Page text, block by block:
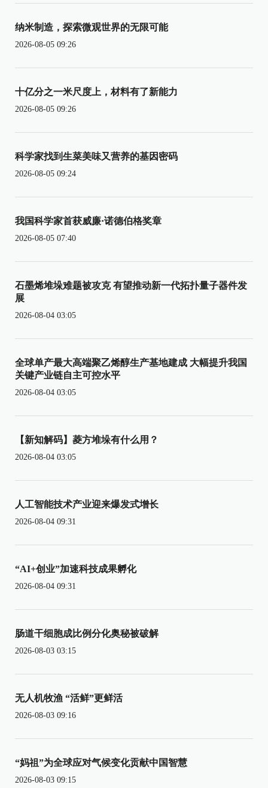
纳米制造，探索微观世界的无限可能
2026-08-05 09:26
十亿分之一米尺度上，材料有了新能力
2026-08-05 09:26
科学家找到生菜美味又营养的基因密码
2026-08-05 09:24
我国科学家首获威廉·诺德伯格奖章
2026-08-05 07:40
石墨烯堆垛难题被攻克 有望推动新一代拓扑量子器件发
展
2026-08-04 03:05
全球单产最大高端聚乙烯醇生产基地建成 大幅提升我国
关键产业链自主可控水平
2026-08-04 03:05
【新知解码】菱方堆垛有什么用？
2026-08-04 03:05
人工智能技术产业迎来爆发式增长
2026-08-04 09:31
“AI+创业”加速科技成果孵化
2026-08-04 09:31
肠道干细胞成比例分化奥秘被破解
2026-08-03 03:15
无人机牧渔 “活鲜”更鲜活
2026-08-03 09:16
“妈祖”为全球应对气候变化贡献中国智慧
2026-08-03 09:15